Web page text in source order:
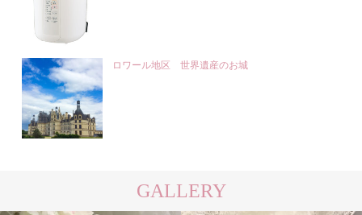
ロワール地区 世界遺産のお城
GALLERY